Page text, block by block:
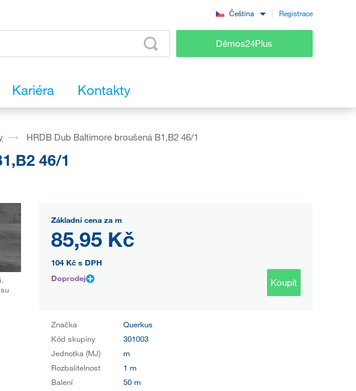
Čeština Registrace
Démos24Plus
Kariéra Kontakty
HRDB Dub Baltimore broušená B1,B2 46/1
46/1
Základní cena za m
85,95 Kč
104 Kč s DPH
Doprodej
Koupit
Značka
Querkus
Kód skupiny
301003
Jednotka (MJ)
m
Rozbalitelnost
1 m
Balení
50 m